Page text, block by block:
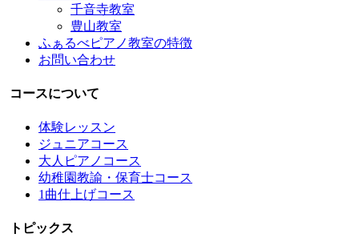
千音寺教室
豊山教室
ふぁるべピアノ教室の特徴
お問い合わせ
コースについて
体験レッスン
ジュニアコース
大人ピアノコース
幼稚園教諭・保育士コース
1曲仕上げコース
トピックス